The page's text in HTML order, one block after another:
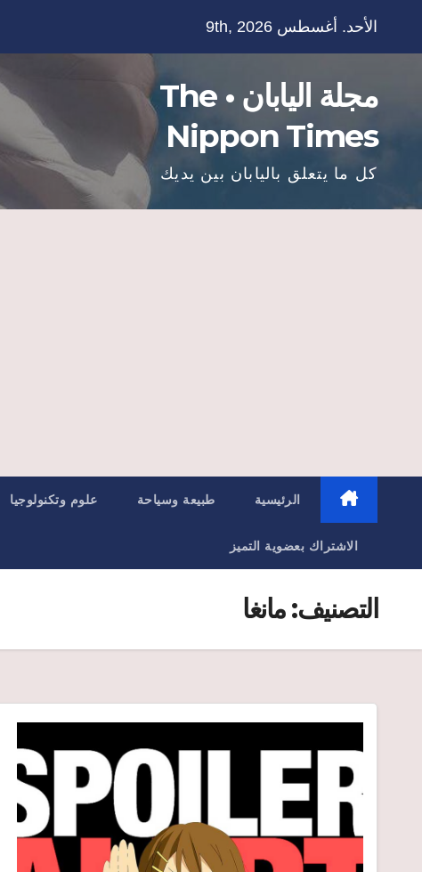
الأحد. أغسطس 9th, 2026
مجلة اليابان • The
Nippon Times
كل ما يتعلق باليابان بين يديك
الرئيسية طبيعة وسياحة علوم وتكنولوجيا
الاشتراك بعضوية التميز
التصنيف:مانغا